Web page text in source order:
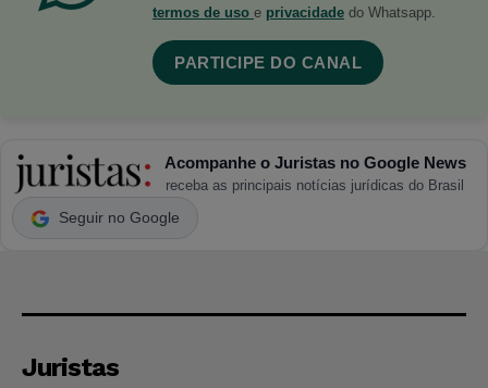
termos de uso e privacidade do Whatsapp.
PARTICIPE DO CANAL
Acompanhe o Juristas no Google News
receba as principais notícias jurídicas do Brasil
Seguir no Google
Juristas